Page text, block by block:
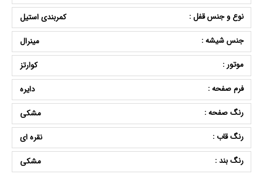
نوع و جنس قفل :
کمربندی استیل
جنس شیشه :
مینرال
موتور :
کوارتز
فرم صفحه :
دایره
رنگ صفحه :
مشکی
رنگ قاب :
نقره ای
رنگ بند :
مشکی